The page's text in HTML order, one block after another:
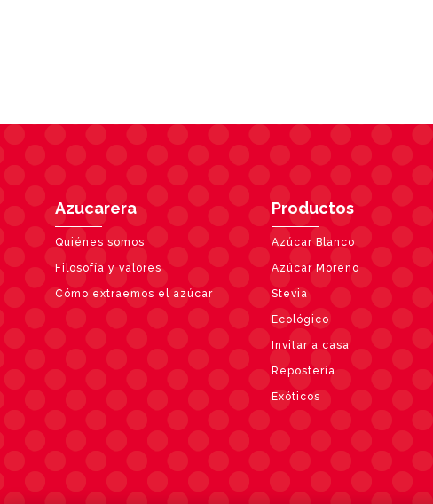
Azucarera
Quiénes somos
Filosofía y valores
Cómo extraemos el azúcar
Productos
Azúcar Blanco
Azúcar Moreno
Stevia
Ecológico
Invitar a casa
Repostería
Exóticos